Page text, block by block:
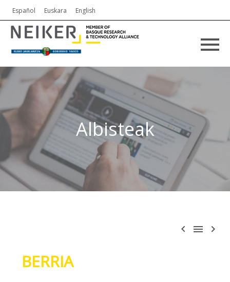
Español Euskara English
Albisteak
  
BERRIA